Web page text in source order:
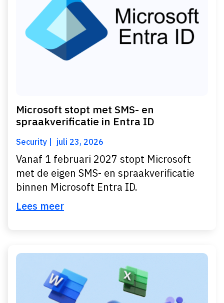
Microsoft stopt met SMS- en
spraakverificatie in Entra ID
Security juli 23, 2026
Vanaf 1 februari 2027 stopt Microsoft
met de eigen SMS- en spraakverificatie
binnen Microsoft Entra ID.
Lees meer